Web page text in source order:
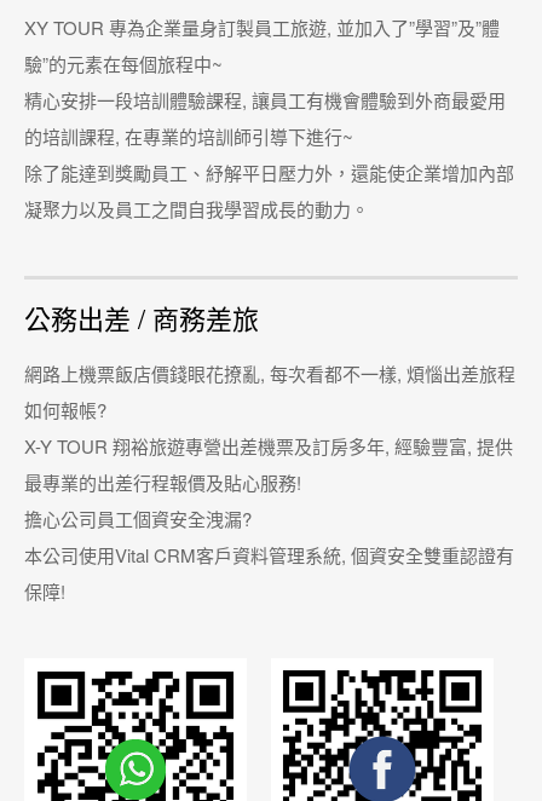
XY TOUR 專為企業量身訂製員工旅遊, 並加入了”學習”及”體
驗”的元素在每個旅程中~
精心安排一段培訓體驗課程, 讓員工有機會體驗到外商最愛用
的培訓課程, 在專業的培訓師引導下進行~
除了能達到獎勵員工、紓解平日壓力外，還能使企業增加內部
凝聚力以及員工之間自我學習成長的動力。
公務出差 / 商務差旅
網路上機票飯店價錢眼花撩亂, 每次看都不一樣, 煩惱出差旅程
如何報帳?
X-Y TOUR 翔裕旅遊專營出差機票及訂房多年, 經驗豐富, 提供
最專業的出差行程報價及貼心服務!
擔心公司員工個資安全洩漏?
本公司使用Vital CRM客戶資料管理系統, 個資安全雙重認證有
保障!